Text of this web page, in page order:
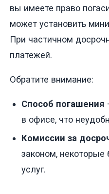
вы имеете право
может установить
При частичном
платежей.
Обратите внимание:
Способ погашения
в офисе, что
Комиссии за
законом, некоторые
услуг.